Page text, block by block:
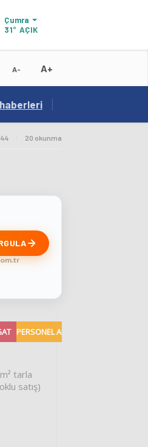
Çumra
31° AÇIK
A- A+
Belediye Başkanı Kılca Yeni Projeleri
haberleri
20 okunma